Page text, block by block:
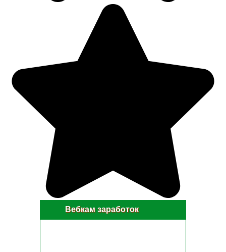
Вебкам заработок